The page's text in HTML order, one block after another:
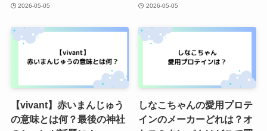
2026-05-05 2026-05-05
【vivant】赤いまんじゅう
の意味とは何？最後の神社
しなこちゃんの愛用プロテ
インのメーカーどれは？オ